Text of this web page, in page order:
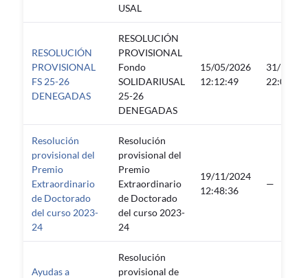
USAL
RESOLUCIÓN
PROVISIONAL
FS 25-26
DENEGADAS
RESOLUCIÓN
PROVISIONAL
Fondo
SOLIDARIUSAL
25-26
DENEGADAS
15/05/2026
12:12:49
31/12/
22:00:48
Resolución
provisional del
Premio
Extraordinario
de Doctorado
del curso 2023-
24
Resolución
provisional del
Premio
Extraordinario
de Doctorado
del curso 2023-
24
19/11/2024
12:48:36
—
Ayudas a
Resolución
provisional de